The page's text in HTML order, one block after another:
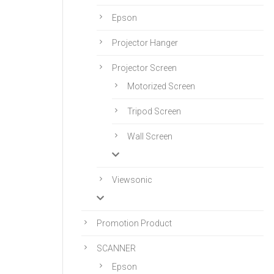
Epson
Projector Hanger
Projector Screen
Motorized Screen
Tripod Screen
Wall Screen
Viewsonic
Promotion Product
SCANNER
Epson